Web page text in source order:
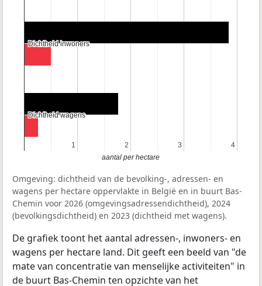
1
1 2
2 3
3 4
4
Dichtheid inwoners
Dichtheid inwoners
Dichtheid wagens
Dichtheid wagens
aantal per hectare
Omgeving: dichtheid van de bevolking-, adressen- en
wagens per hectare oppervlakte in België en in buurt Bas-
Chemin voor 2026 (omgevingsadressendichtheid), 2024
(bevolkingsdichtheid) en 2023 (dichtheid met wagens).
De grafiek toont het aantal adressen-, inwoners- en
wagens per hectare land. Dit geeft een beeld van "de
mate van concentratie van menselijke activiteiten" in
de buurt Bas-Chemin ten opzichte van het